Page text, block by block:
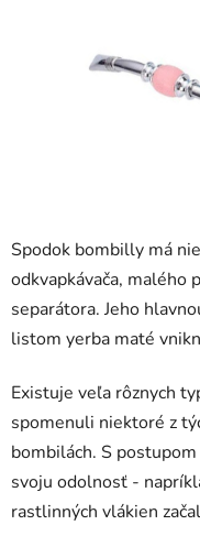
Spodok bombilly má
odkvapkávača,
separátora. Jeho
listom yerba maté
Existuje veľa rôznych
spomenuli niektoré z
bombilách. S
svoju odolnosť -
rastlinných vlákien